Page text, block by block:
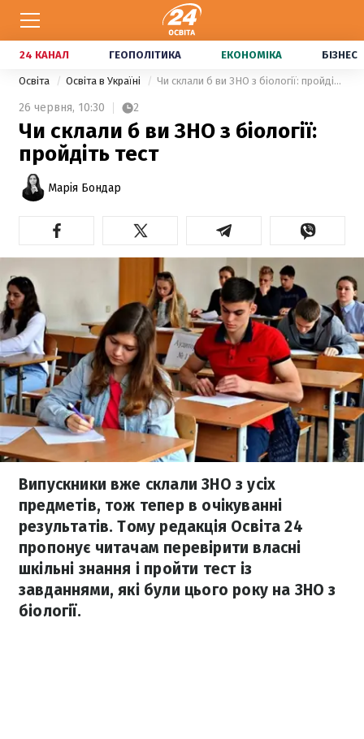
24 КАНАЛ ГЕОПОЛІТИКА ЕКОНОМІКА БІЗНЕС
Освіта Освіта в Україні Чи склали б ви ЗНО з біології: пройдіть тест
26 червня, 10:30 2
Чи склали б ви ЗНО з біології:
пройдіть тест
Марія Бондар
Випускники вже склали ЗНО з усіх
предметів, тож тепер в очікуванні
результатів. Тому редакція Освіта 24
пропонує читачам перевірити власні
шкільні знання і пройти тест із
завданнями, які були цього року на ЗНО з
біології.